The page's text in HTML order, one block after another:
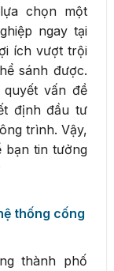
chọn một
ngay tại
ích vượt trội
sánh được.
vấn đề
định đầu tư
trình. Vậy,
bạn tin tưởng
thống cống
thành phố